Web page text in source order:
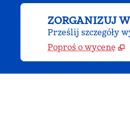
ZORGANIZUJ
Prześlij szczegóły
Poproś o wycenę